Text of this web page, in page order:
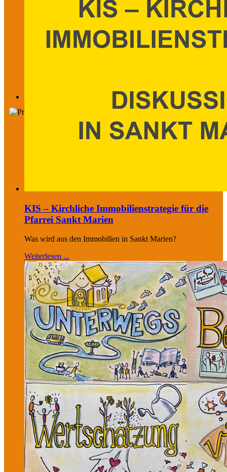
KIS – Kirchliche Immobilienstrategie für die
Pfarrei Sankt Marien
Was wird aus den Immobilien in Sankt Marien?
Weiterlesen ...